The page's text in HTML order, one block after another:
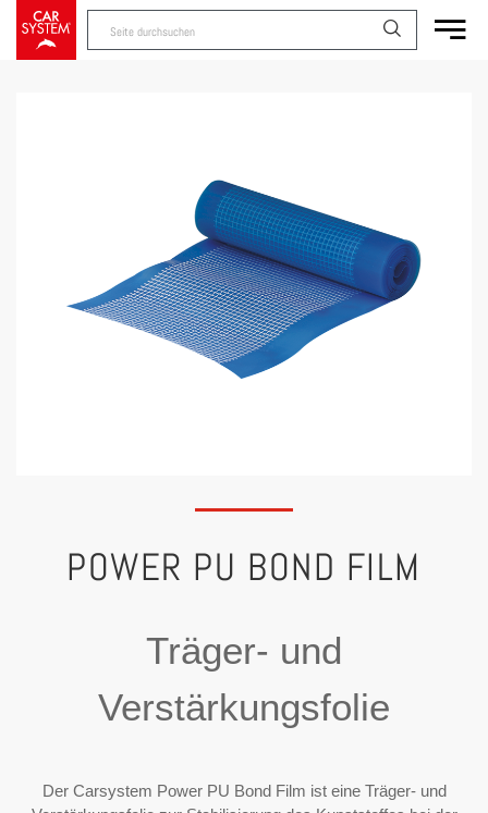
POWER PU BOND FILM
Träger- und
Verstärkungsfolie
Der Carsystem Power PU Bond Film ist eine Träger- und